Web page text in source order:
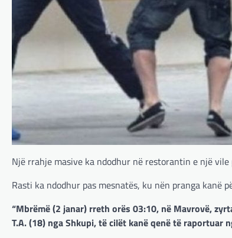
Një rrahje masive ka ndodhur në restorantin e një
Rasti ka ndodhur pas mesnatës, ku nën pranga kanë
“Mbrëmë (2 janar) rreth orës 03:10, në Mavrovë,
T.A. (18) nga Shkupi, të cilët kanë qenë të raportuar